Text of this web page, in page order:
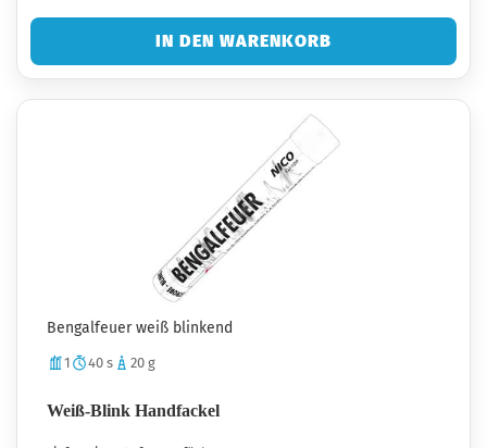
IN DEN WARENKORB
Bengalfeuer weiß blinkend
1 40 s 20 g
Weiß-Blink Handfackel